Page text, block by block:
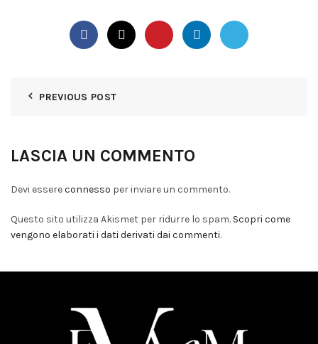
PREVIOUS POST
LASCIA UN COMMENTO
Devi essereconnesso per inviare un commento.
Questo sito utilizza Akismet per ridurre lo spam. Scopri come
vengono elaborati i dati derivati dai commenti.